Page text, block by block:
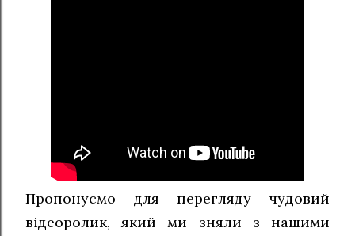
Пропонуємо для перегляду чудовий
відеоролик, який ми зняли з нашими